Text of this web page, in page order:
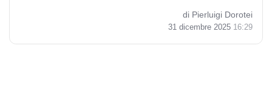
di Pierluigi Dorotei
31 dicembre 2025 16:29